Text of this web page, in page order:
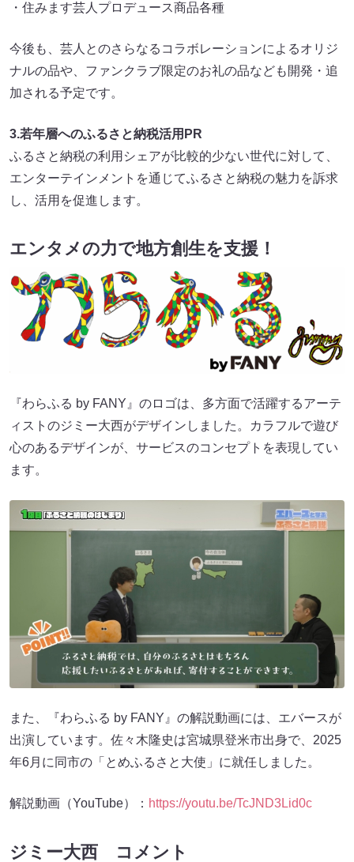
・住みます芸人プロデュース商品各種
今後も、芸人とのさらなるコラボレーションによるオリジ
ナルの品や、ファンクラブ限定のお礼の品なども開発・追
加される予定です。
3.若年層へのふるさと納税活用PR
ふるさと納税の利用シェアが比較的少ない世代に対して、
エンターテインメントを通じてふるさと納税の魅力を訴求
し、活用を促進します。
エンタメの力で地方創生を支援！
『わらふる by FANY』のロゴは、多方面で活躍するアーテ
ィストのジミー大西がデザインしました。カラフルで遊び
心のあるデザインが、サービスのコンセプトを表現してい
ます。
また、『わらふる by FANY』の解説動画には、エバースが
出演しています。佐々木隆史は宮城県登米市出身で、2025
年6月に同市の「とめふるさと大使」に就任しました。
解説動画（YouTube）： https://youtu.be/TcJND3Lid0c
ジミー大西 コメント